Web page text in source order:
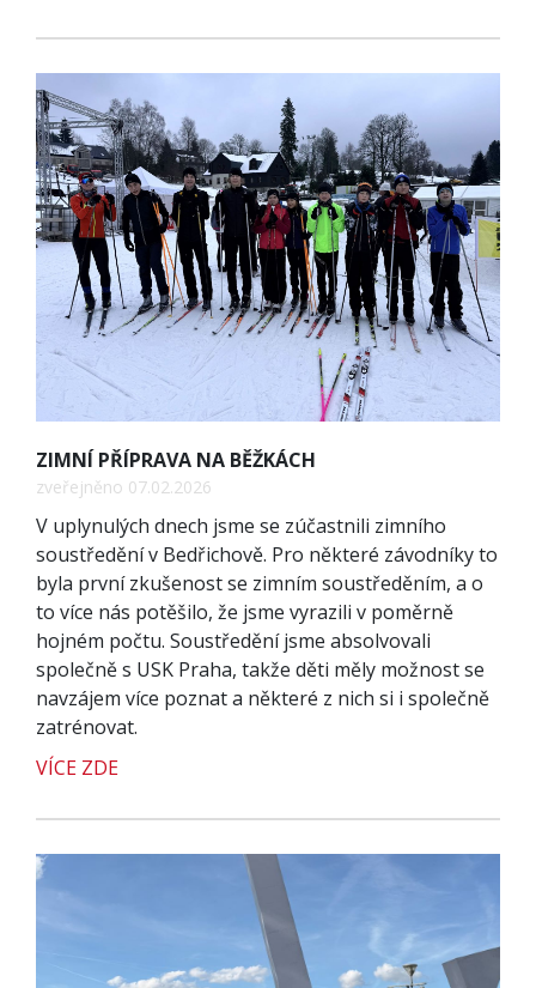
ZIMNÍ PŘÍPRAVA NA BĚŽKÁCH
zveřejněno 07.02.2026
V uplynulých dnech jsme se zúčastnili zimního
soustředění v Bedřichově. Pro některé závodníky to
byla první zkušenost se zimním soustředěním, a o
to více nás potěšilo, že jsme vyrazili v poměrně
hojném počtu. Soustředění jsme absolvovali
společně s USK Praha, takže děti měly možnost se
navzájem více poznat a některé z nich si i společně
zatrénovat.
VÍCE ZDE